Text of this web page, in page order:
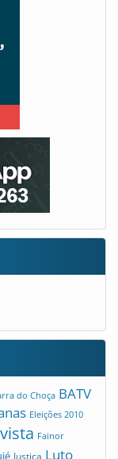
do Choça BATV
Eleições 2010
Fainor
Justiça Luto